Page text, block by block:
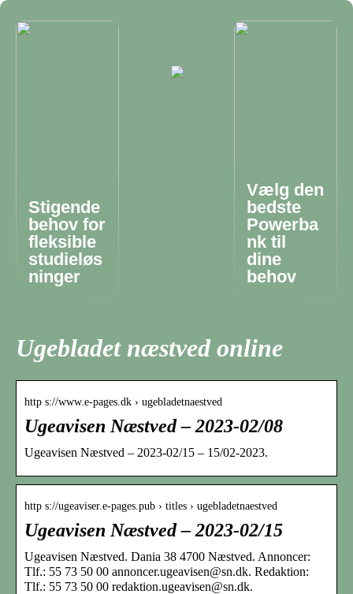
Stigende
behov for
fleksible
studieløs
ninger
Vælg den
bedste
Powerba
nk til
dine
behov
Ugebladet næstved online
http s://www.e-pages.dk › ugebladetnaestved
Ugeavisen Næstved – 2023-02/08
Ugeavisen Næstved – 2023-02/15 – 15/02-2023.
http s://ugeaviser.e-pages.pub › titles › ugebladetnaestved
Ugeavisen Næstved – 2023-02/15
Ugeavisen Næstved. Dania 38 4700 Næstved. Annoncer:
Tlf.: 55 73 50 00 annoncer.ugeavisen@sn.dk. Redaktion:
Tlf.: 55 73 50 00 redaktion.ugeavisen@sn.dk.